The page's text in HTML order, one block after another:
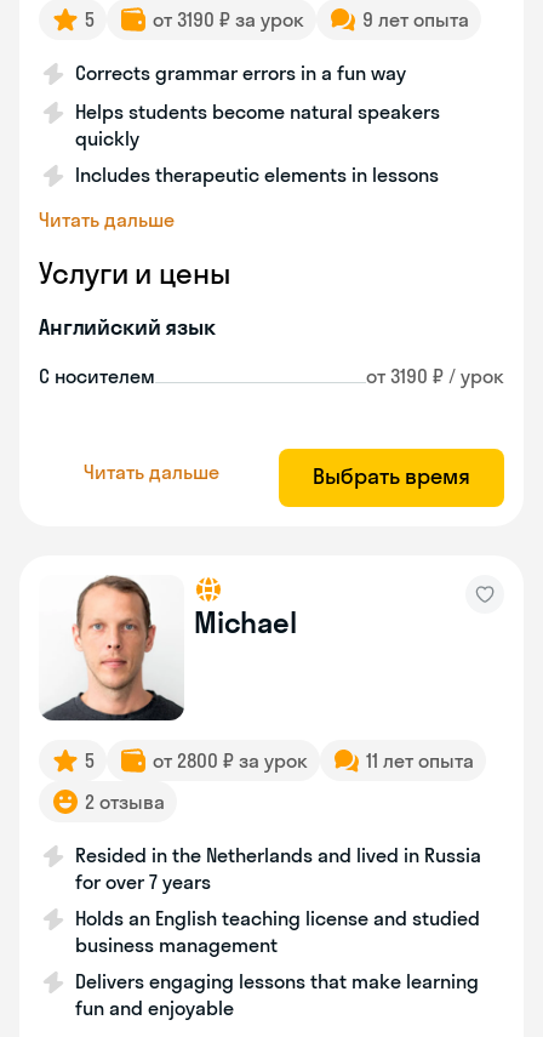
5 от 3190 ₽ за урок 9 лет опыта
Corrects grammar errors in a fun way
Helps students become natural speakers
quickly
Includes therapeutic elements in lessons
Читать дальше
Услуги и цены
Английский язык
С носителем от 3190 ₽ / урок
Читать дальше Выбрать время
Michael
5 от 2800 ₽ за урок
11 лет опыта
2 отзыва
Resided in the Netherlands and lived in Russia
for over 7 years
Holds an English teaching license and studied
business management
Delivers engaging lessons that make learning
fun and enjoyable